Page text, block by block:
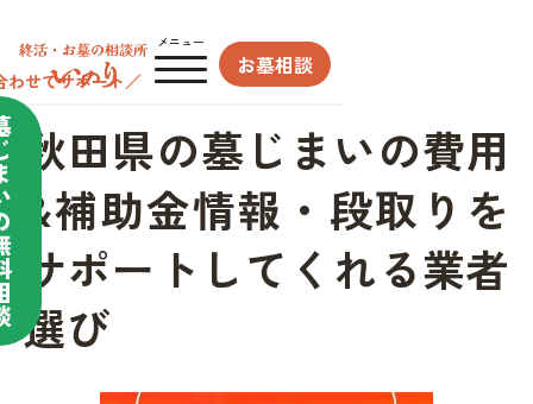
メニュー
お墓相談
わせてサポート／
秋田県の墓じまいの費用
&補助金情報・段取りを
サポートしてくれる業者
選び